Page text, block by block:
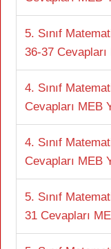
5. Sınıf
36-37 Cevapları
4. Sınıf
Cevapları MEB
4. Sınıf
Cevapları MEB
5. Sınıf
31 Cevapları